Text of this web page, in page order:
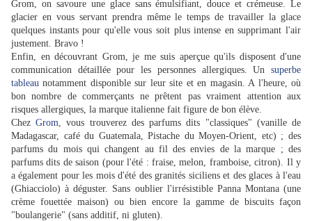
Grom, on savoure une glace sans émulsifiant, douce et crémeuse. Le
glacier en vous servant prendra même le temps de travailler la glace
quelques instants pour qu'elle vous soit plus intense en supprimant l'air
justement. Bravo !
Enfin, en découvrant Grom, je me suis aperçue qu'ils disposent d'une
communication détaillée pour les personnes allergiques. Un superbe
tableau notamment disponible sur leur site et en magasin. A l'heure, où
bon nombre de commerçants ne prêtent pas vraiment attention aux
risques allergiques, la marque italienne fait figure de bon élève.
ChezGrom, vous trouverez des parfums dits "classiques" (vanille de
Madagascar, café du Guatemala, Pistache du Moyen-Orient, etc) ; des
parfums du mois qui changent au fil des envies de la marque ; des
parfums dits de saison (pour l'été : fraise, melon, framboise, citron). Il y
a également pour les mois d'été des granités siciliens et des glaces à l'eau
(Ghiacciolo) à déguster. Sans oublier l'irrésistible Panna Montana (une
crème fouettée maison) ou bien encore la gamme de biscuits façon
"boulangerie" (sans additif, ni gluten).